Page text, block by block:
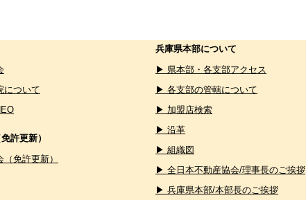
について
許更新）
免許更新）
兵庫県本部について
▶ 県本部・各支部アクセス
▶ 各支部の管轄について
▶ 加盟店検索
▶ 沿革
▶ 組織図
▶ 全日本不動産協会/理事長のご挨拶
▶ 兵庫県本部/本部長のご挨拶